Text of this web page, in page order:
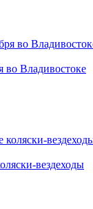
во Владивостоке
вездеходы